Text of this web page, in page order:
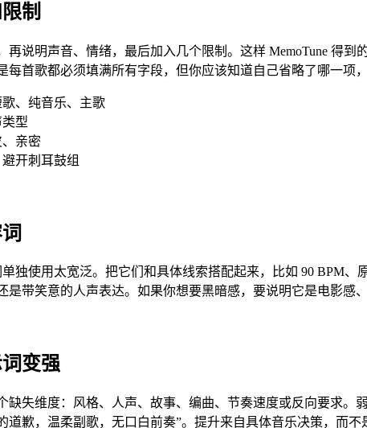
制
说明声音、情绪，最后加入几个限制。这样 MemoTune 得
每首歌都必须填满所有字段，但你应该知道自己省略了哪一项
、纯音乐、主歌
型
亲密
开刺耳鼓组
单独使用太宽泛。把它们和具体线索搭配起来，比如 90 BPM
带笑意的人声表达。如果你想要黑暗感，要说明它是电影感
变强
缺失维度：风格、人声、故事、编曲、节奏速度或反向要求
歉，温柔副歌，无口白前奏”。提升来自具体音乐决策，而不